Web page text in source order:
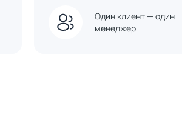
Один клиент — один
менеджер